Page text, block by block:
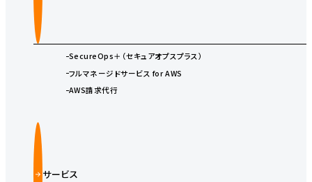
SecureOps＋（セキュアオプスプラス）
フルマネージドサービス for AWS
AWS請求代行
サービス